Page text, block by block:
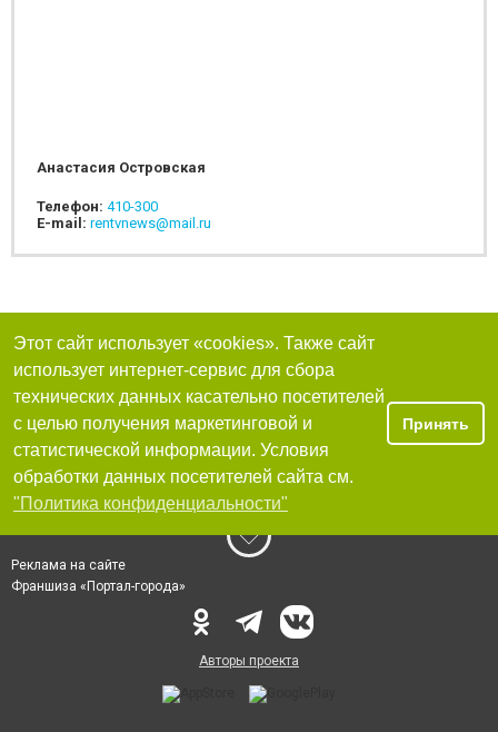
Анастасия Островская
Телефон: 410-300
E-mail: rentvnews@mail.ru
Этот сайт использует «cookies». Также сайт
использует интернет-сервис для сбора
технических данных касательно посетителей
с целью получения маркетинговой и
статистической информации. Условия
обработки данных посетителей сайта см.
"Политика конфиденциальности"
Принять
Реклама на сайте
Франшиза «Портал-города»
Авторы проекта